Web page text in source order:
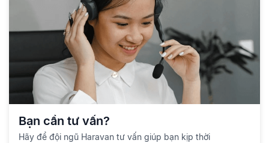
Bạn cần tư vấn?
Hãy để đội ngũ Haravan tư vấn giúp bạn kịp thời